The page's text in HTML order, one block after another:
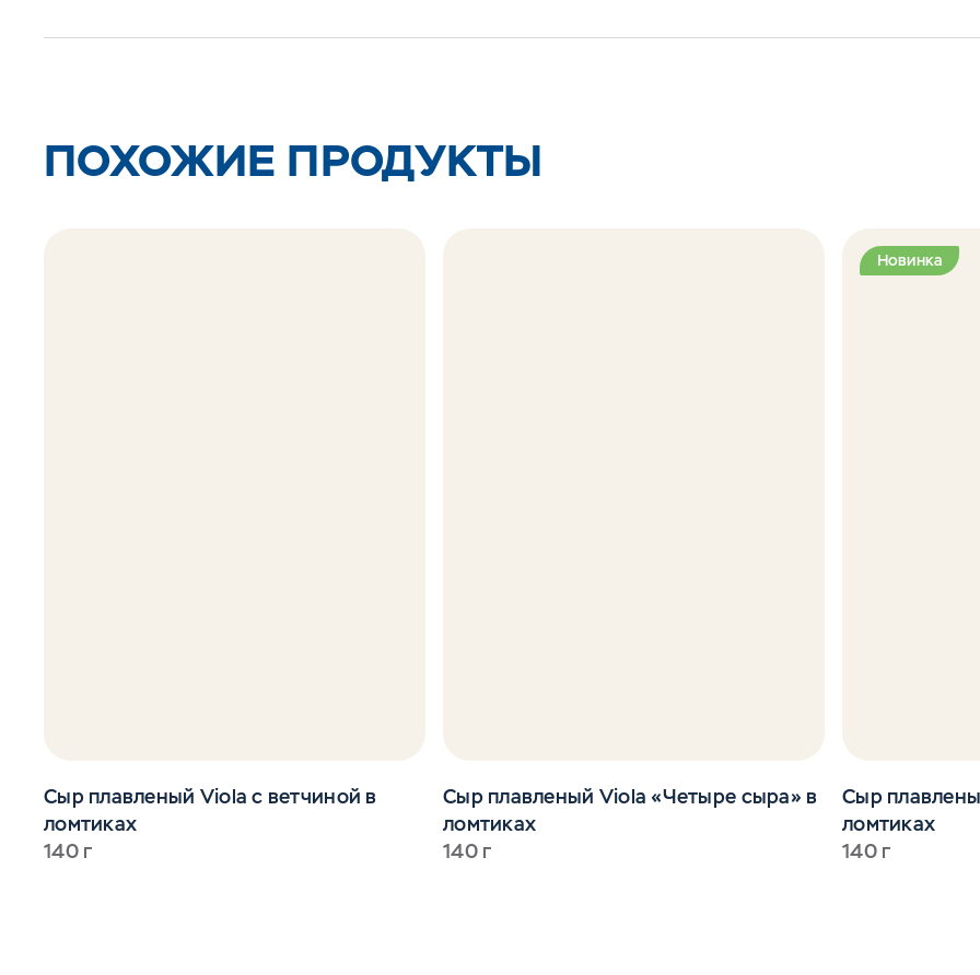
ПОХОЖИЕ ПРОДУКТЫ
Сыр плавленый Viola с ветчиной в
ломтиках
140 г
Сыр плавленый Viola «Четыре сыра» в
ломтиках
140 г
Новинка
Сыр
ломтиках
140 г